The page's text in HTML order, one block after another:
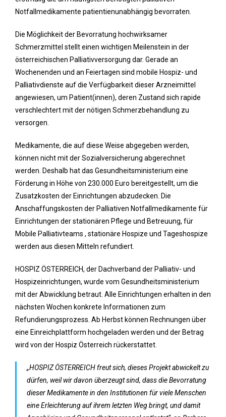
Notfallmedikamente patientienunabhängig bevorraten.
Die Möglichkeit der Bevorratung hochwirksamer
Schmerzmittel stellt einen wichtigen Meilenstein in der
österreichischen Palliativversorgung dar. Gerade an
Wochenenden und an Feiertagen sind mobile Hospiz- und
Palliativdienste auf die Verfügbarkeit dieser Arzneimittel
angewiesen, um Patient(innen), deren Zustand sich rapide
verschlechtert mit der nötigen Schmerzbehandlung zu
versorgen.
Medikamente, die auf diese Weise abgegeben werden,
können nicht mit der Sozialversicherung abgerechnet
werden. Deshalb hat das Gesundheitsministerium eine
Förderung in Höhe von 230.000 Euro bereitgestellt, um die
Zusatzkosten der Einrichtungen abzudecken. Die
Anschaffungskosten der Palliativen Notfallmedikamente für
Einrichtungen der stationären Pflege und Betreuung, für
Mobile Palliativteams , stationäre Hospize und Tageshospize
werden aus diesen Mitteln refundiert.
HOSPIZ ÖSTERREICH, der Dachverband der Palliativ- und
Hospizeinrichtungen, wurde vom Gesundheitsministerium
mit der Abwicklung betraut. Alle Einrichtungen erhalten in den
nächsten Wochen konkrete Informationen zum
Refundierungsprozess. Ab Herbst können Rechnungen über
eine Einreichplattform hochgeladen werden und der Betrag
wird von der Hospiz Österreich rückerstattet.
„HOSPIZ ÖSTERREICH freut sich, dieses Projekt abwickelt zu
dürfen, weil wir davon überzeugt sind, dass die Bevorratung
dieser Medikamente in den Institutionen für viele Menschen
eine Erleichterung auf ihrem letzten Weg bringt, und damit